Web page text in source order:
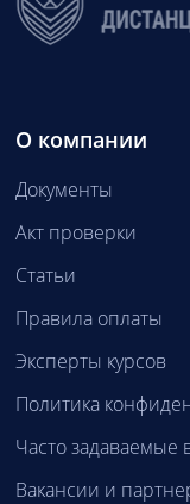
О компании
Документы
Акт проверки
Статьи
Правила оплаты
Эксперты курсов
Политика
Часто задаваемые
Вакансии и